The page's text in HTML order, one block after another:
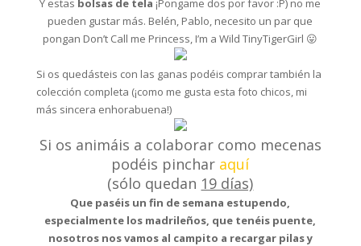
Y estas bolsas de tela ¡Pongame dos por favor :P) no me
pueden gustar más. Belén, Pablo, necesito un par que
pongan Don’t Call me Princess, I’m a Wild TinyTigerGirl 😛
Si os quedásteis con las ganas podéis comprar también la
colección completa (¡como me gusta esta foto chicos, mi
más sincera enhorabuena!)
Si os animáis a colaborar como mecenas
podéis pinchar aquí
(sólo quedan 19 días)
Que paséis un fin de semana estupendo,
especialmente los madrileños, que tenéis puente,
nosotros nos vamos al campito a recargar pilas y